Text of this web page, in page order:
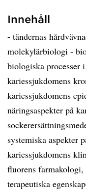
Innehåll
- tändernas
molekylärbiologi -
biologiska processer
kariessjukdomens
kariessjukdomens
näringsaspekter på
systemiska aspekter
kariessjukdomens
fluorens
terapeutiska